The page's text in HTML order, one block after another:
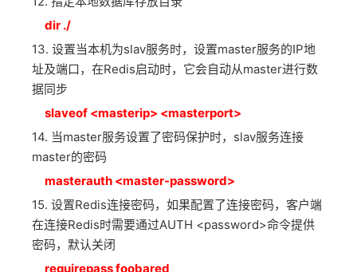
dir ./
13. 设置当本机为slav服务时，设置master服务的IP地
址及端口，在Redis启动时，它会自动从master进行数
据同步
slaveof <masterip> <masterport>
14. 当master服务设置了密码保护时，slav服务连接
master的密码
masterauth <master-password>
15. 设置Redis连接密码，如果配置了连接密码，客户端
在连接Redis时需要通过AUTH <password>命令提供
密码，默认关闭
requirepass foobared